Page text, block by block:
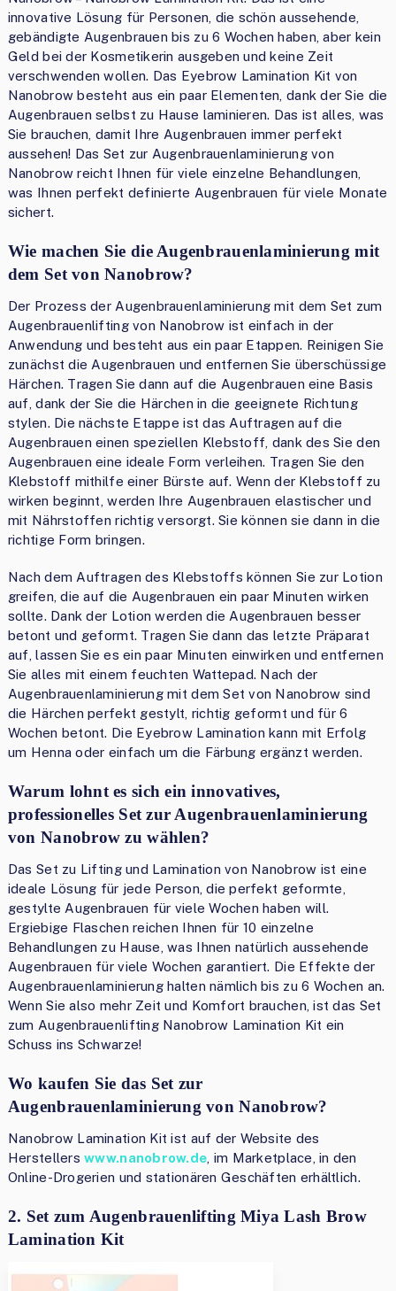
innovative Lösung für Personen, die schön aussehende,
gebändigte Augenbrauen bis zu 6 Wochen haben, aber kein
Geld bei der Kosmetikerin ausgeben und keine Zeit
verschwenden wollen. Das Eyebrow Lamination Kit von
Nanobrow besteht aus ein paar Elementen, dank der Sie die
Augenbrauen selbst zu Hause laminieren. Das ist alles, was
Sie brauchen, damit Ihre Augenbrauen immer perfekt
aussehen! Das Set zur Augenbrauenlaminierung von
Nanobrow reicht Ihnen für viele einzelne Behandlungen,
was Ihnen perfekt definierte Augenbrauen für viele Monate
sichert.
Wie machen Sie die Augenbrauenlaminierung mit
dem Set von Nanobrow?
Der Prozess der Augenbrauenlaminierung mit dem Set zum
Augenbrauenlifting von Nanobrow ist einfach in der
Anwendung und besteht aus ein paar Etappen. Reinigen Sie
zunächst die Augenbrauen und entfernen Sie überschüssige
Härchen. Tragen Sie dann auf die Augenbrauen eine Basis
auf, dank der Sie die Härchen in die geeignete Richtung
stylen. Die nächste Etappe ist das Auftragen auf die
Augenbrauen einen speziellen Klebstoff, dank des Sie den
Augenbrauen eine ideale Form verleihen. Tragen Sie den
Klebstoff mithilfe einer Bürste auf. Wenn der Klebstoff zu
wirken beginnt, werden Ihre Augenbrauen elastischer und
mit Nährstoffen richtig versorgt. Sie können sie dann in die
richtige Form bringen.
Nach dem Auftragen des Klebstoffs können Sie zur Lotion
greifen, die auf die Augenbrauen ein paar Minuten wirken
sollte. Dank der Lotion werden die Augenbrauen besser
betont und geformt. Tragen Sie dann das letzte Präparat
auf, lassen Sie es ein paar Minuten einwirken und entfernen
Sie alles mit einem feuchten Wattepad. Nach der
Augenbrauenlaminierung mit dem Set von Nanobrow sind
die Härchen perfekt gestylt, richtig geformt und für 6
Wochen betont. Die Eyebrow Lamination kann mit Erfolg
um Henna oder einfach um die Färbung ergänzt werden.
Warum lohnt es sich ein innovatives,
professionelles Set zur Augenbrauenlaminierung
von Nanobrow zu wählen?
Das Set zu Lifting und Lamination von Nanobrow ist eine
ideale Lösung für jede Person, die perfekt geformte,
gestylte Augenbrauen für viele Wochen haben will.
Ergiebige Flaschen reichen Ihnen für 10 einzelne
Behandlungen zu Hause, was Ihnen natürlich aussehende
Augenbrauen für viele Wochen garantiert. Die Effekte der
Augenbrauenlaminierung halten nämlich bis zu 6 Wochen an.
Wenn Sie also mehr Zeit und Komfort brauchen, ist das Set
zum Augenbrauenlifting Nanobrow Lamination Kit ein
Schuss ins Schwarze!
Wo kaufen Sie das Set zur
Augenbrauenlaminierung von Nanobrow?
Nanobrow Lamination Kit ist auf der Website des
Herstellerswww.nanobrow.de, im Marketplace, in den
Online-Drogerien und stationären Geschäften erhältlich.
2. Set zum Augenbrauenlifting Miya Lash Brow
Lamination Kit